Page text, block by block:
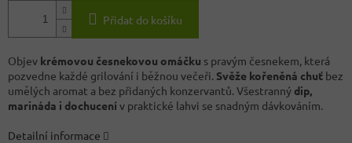
Přidat do košíku
Objev krémovou česnekovou omáčku s pravým česnekem, která
pozvedne každé grilování i běžnou večeři. Svěže kořeněná chuť bez
umělých aromat a bez přidaných konzervantů. Všestranný dip,
marináda i dochucení v praktické lahvi se snadným dávkováním.
Detailní informace